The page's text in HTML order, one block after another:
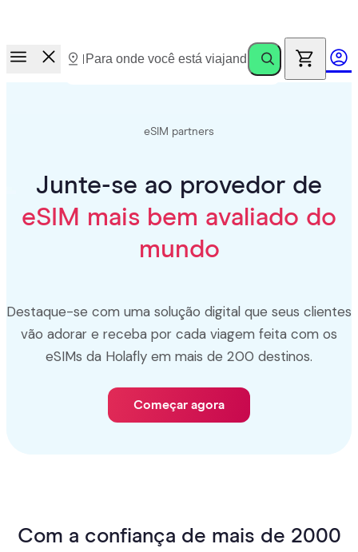
Convide amigos. Ganhe até €100
eSIM partners
Junte-se ao provedor de
eSIM mais bem avaliado do
mundo
Destaque-se com uma solução digital que seus clientes
vão adorar e receba por cada viagem feita com os
eSIMs da Holafly em mais de 200 destinos.
Começar agora
Com a confiança de mais de 2000